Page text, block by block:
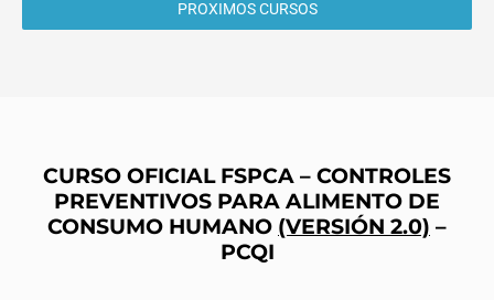
PROXIMOS CURSOS
CURSO OFICIAL FSPCA – CONTROLES
PREVENTIVOS PARA ALIMENTO DE
CONSUMO HUMANO (VERSIÓN 2.0) –
PCQI